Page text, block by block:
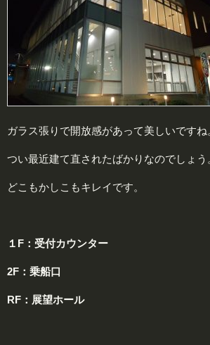
ガラス張りで開放感があって美しいですね
つい最近建て直されたばかりなのでしょう
どこもかしこもキレイです。
１F：受付カウンター
2F：乗船口
RF：展望ホール